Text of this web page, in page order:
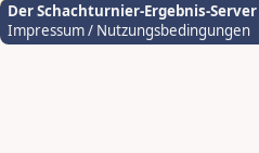
Der Schachturnier-Ergebnis-Server
Impressum / Nutzungsbedingungen